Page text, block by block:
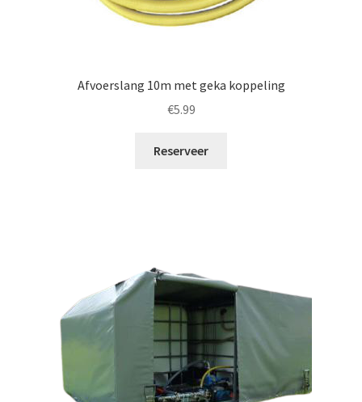
Afvoerslang 10m met geka koppeling
€5.99
Reserveer